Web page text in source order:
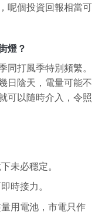
呢個投資回報相當可
燈？
同打風季特別頻繁。
日陰天，電量可能不
可以隨時介入，令照
未必穩定。
時接力。
用電池，市電只作